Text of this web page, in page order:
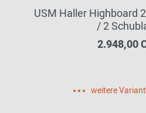
USM Haller Highboard
/ 2
2.948,00
weitere